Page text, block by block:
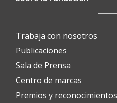
Trabaja con nosotros
Publicaciones
Sala de Prensa
Centro de marcas
Premios y reconocimientos